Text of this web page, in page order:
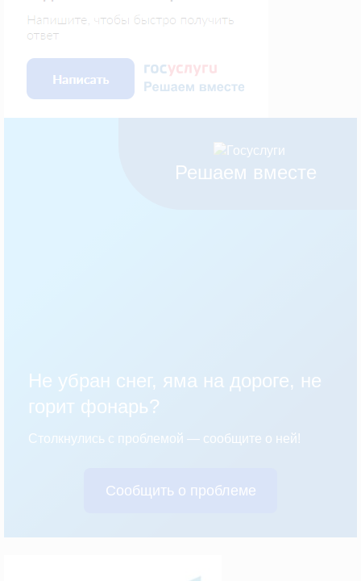
Решаем вместе
Не убран снег, яма на дороге, не
горит фонарь?
Столкнулись с проблемой — сообщите о ней!
Сообщить о проблеме